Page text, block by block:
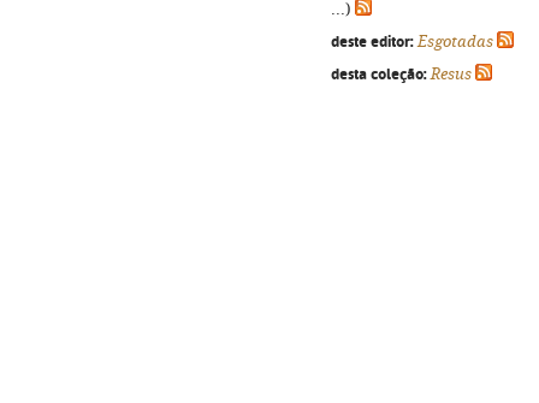
...)
deste editor: Esgotadas
desta coleção: Resus